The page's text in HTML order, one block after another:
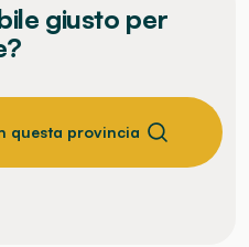
giusto per
questa provincia